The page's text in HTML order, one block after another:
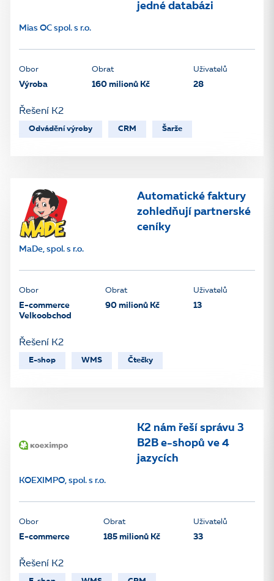
Mias OC spol. s r.o.
jedné databázi
Obor
Výroba
Obrat
160 milionů Kč
Uživatelů
28
Řešení K2
Odvádění výroby CRM Šarže
MaDe, spol. s r.o.
Automatické faktury
zohledňují partnerské
ceníky
Obor
E-commerce
Velkoobchod
Obrat
90 milionů Kč
Uživatelů
13
Řešení K2
E-shop WMS Čtečky
KOEXIMPO, spol. s r.o.
K2 nám řeší správu 3
B2B e-shopů ve 4
jazycích
Obor
E-commerce
Obrat
185 milionů Kč
Uživatelů
33
Řešení K2